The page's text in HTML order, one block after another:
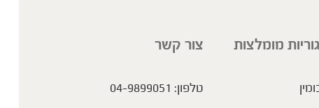
מומלצות צור קשר
טלפון: 04-9899051